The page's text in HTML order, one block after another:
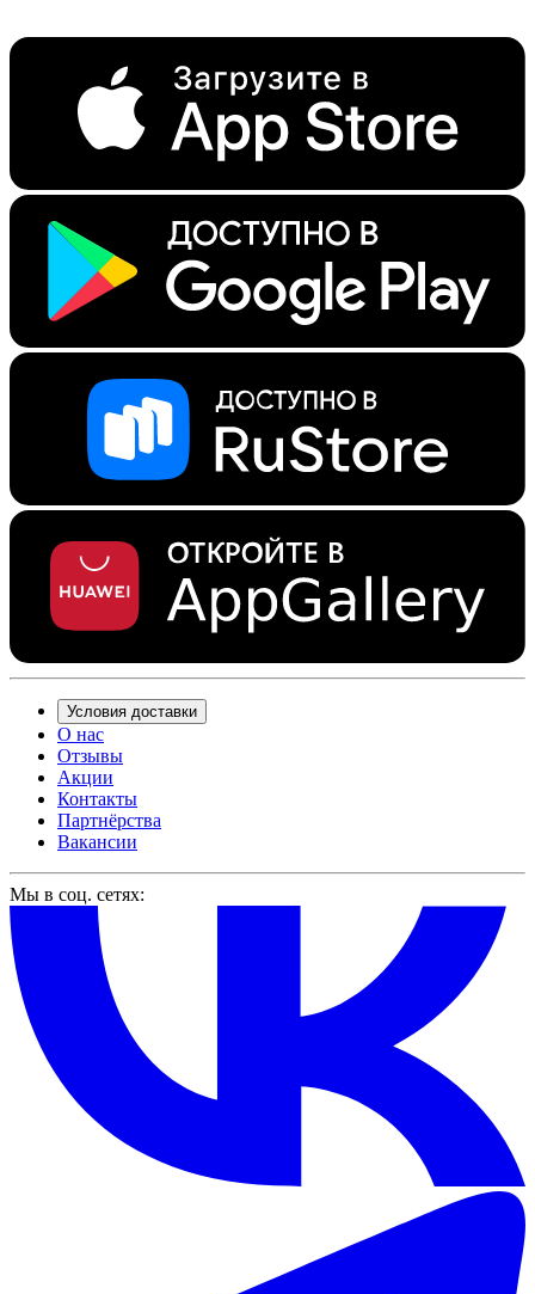
Условия доставки
О нас
Отзывы
Акции
Контакты
Партнёрства
Вакансии
Мы в соц. сетях: